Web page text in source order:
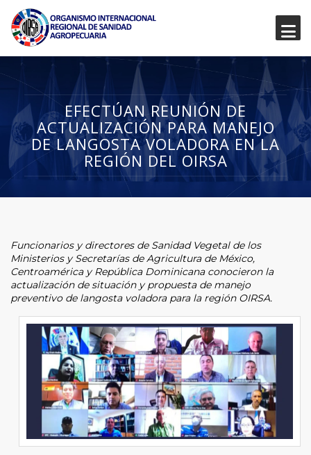
EFECTÚAN REUNIÓN DE
ACTUALIZACIÓN PARA MANEJO
DE LANGOSTA VOLADORA EN LA
REGIÓN DEL OIRSA
Funcionarios y directores de Sanidad Vegetal de los
Ministerios y Secretarías de Agricultura de México,
Centroamérica y República Dominicana conocieron la
actualización de situación y propuesta de manejo
preventivo de langosta voladora para la región OIRSA.